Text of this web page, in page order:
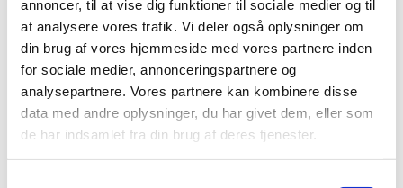
annoncer, til at vise dig funktioner til sociale medier og til
at analysere vores trafik. Vi deler også oplysninger om
din brug af vores hjemmeside med vores partnere inden
for sociale medier, annonceringspartnere og
analysepartnere. Vores partnere kan kombinere disse
data med andre oplysninger, du har givet dem, eller som
de har indsamlet fra din brug af deres tjenester.
Bedst sælgende i Bitssæt